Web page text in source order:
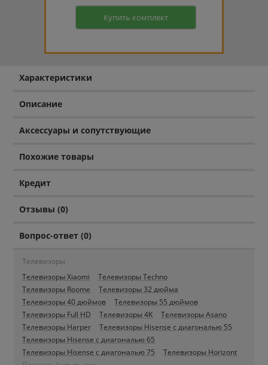
Купить комплект
Характеристики
Описание
Аксессуары и сопутствующие
Похожие товары
Кредит
Отзывы (0)
Вопрос-ответ (0)
Телевизоры
Телевизоры Xiaomi
Телевизоры Techno
Телевизоры Roome
Телевизоры 32 дюйма
Телевизоры 40 дюймов
Телевизоры 55 дюймов
Телевизоры Full HD
Телевизоры 4K
Телевизоры Asano
Телевизоры Harper
Телевизоры Hisense c диагональю 55
Телевизоры Hisense c диагональю 65
Телевизоры Hisense c диагональю 75
Телевизоры Horizont